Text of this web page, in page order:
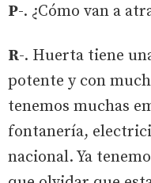
P-. ¿Cómo van a
R-. Huerta tiene
potente y con
tenemos muchas
fontanería,
nacional. Ya